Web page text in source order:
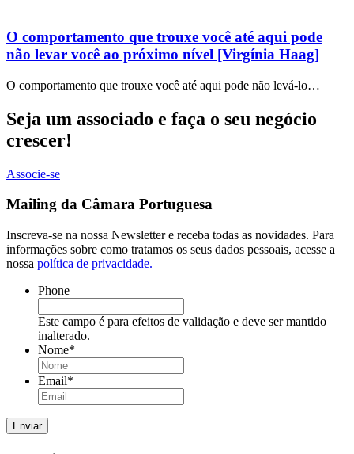
O comportamento que trouxe você até aqui pode
não levar você ao próximo nível [Virgínia Haag]
O comportamento que trouxe você até aqui pode não levá-lo…
Seja um associado e faça o seu negócio
crescer!
Associe-se
Mailing da Câmara Portuguesa
Inscreva-se na nossa Newsletter e receba todas as novidades. Para
informações sobre como tratamos os seus dados pessoais, acesse a
nossa política de privacidade.
Phone
Este campo é para efeitos de validação e deve ser mantido
inalterado.
Nome*
Email*